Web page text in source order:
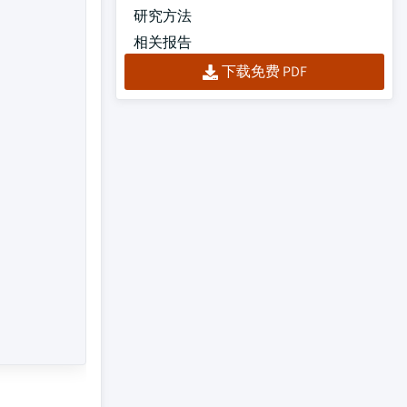
研究方法
相关报告
下载免费 PDF